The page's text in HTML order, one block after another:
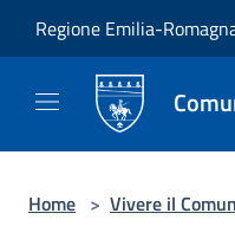
Regione Emilia-
Home > Vivere il